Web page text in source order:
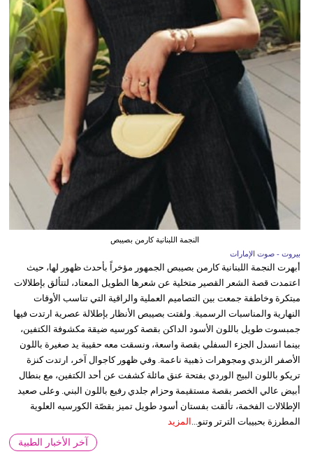
النجمة اللبنانية كارمن بصيبص
بيروت - صوت الإمارات
أبهرت النجمة اللبنانية كارمن بصيبص الجمهور مؤخراً بأحدث ظهور لها، حيث
اعتمدت قصة الشعر القصير متخلية عن شعرها الطويل المعتاد، لتتألق بإطلالات
مبتكرة وخاطفة جمعت بين التصاميم العملية والراقية التي تناسب الأوقات
النهارية والمناسبات الرسمية. ولفتت بصيبص الأنظار بإطلالة عصرية ارتدت فيها
جمبسوت طويل باللون الأسود الداكن بقصة كورسيه ضيقة مكشوفة الكتفين،
بينما انسدل الجزء السفلي بقصة واسعة، ونسقت معه حقيبة يد صغيرة باللون
الأصفر الزبدي ومجوهرات ذهبية ناعمة. وفي ظهور كاجوال آخر، ارتدت كنزة
تريكو باللون البيج الوردي بفتحة عنق مائلة كشفت عن أحد الكتفين، مع بنطال
أبيض عالي الخصر بقصة مستقيمة وحزام جلدي رفيع باللون البني. وعلى صعيد
الإطلالات الفخمة، تألقت بفستان أسود طويل تميز بقصّة الكورسيه العلوية
المطرزة بحبيبات الترتر وتنو... المزيد
آخر الأخبار الطبية